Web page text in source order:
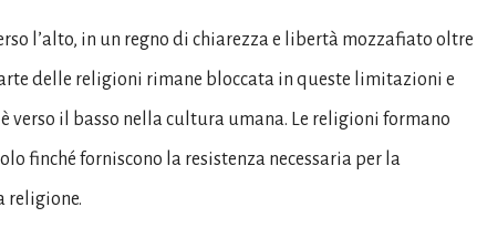
l’alto, in un regno di chiarezza e libertà mozzafiato oltre
delle religioni rimane bloccata in queste limitazioni e
verso il basso nella cultura umana. Le religioni formano
finché forniscono la resistenza necessaria per la
religione.